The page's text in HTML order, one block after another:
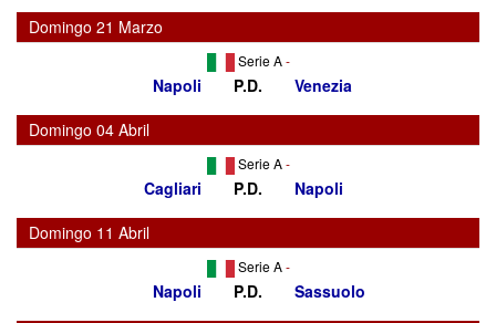
Domingo 21 Marzo
Serie A -
Napoli P.D.
Venezia
Domingo 04 Abril
Serie A -
Cagliari P.D.
Napoli
Domingo 11 Abril
Serie A -
Napoli P.D.
Sassuolo